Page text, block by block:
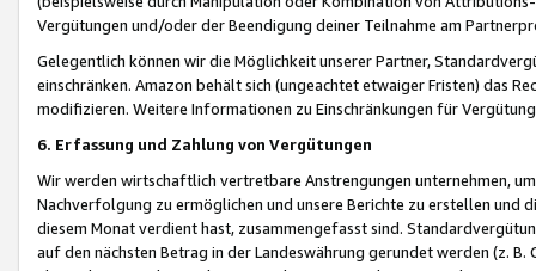
Vergütungen und/oder der Beendigung deiner Teilnahme am
Gelegentlich können wir die Möglichkeit unserer Partner,
einschränken. Amazon behält sich (ungeachtet etwaiger Fristen) das
modifizieren. Weitere Informationen zu Einschränkungen für
6. Erfassung und Zahlung von Vergütungen
Wir werden wirtschaftlich vertretbare Anstrengungen unternehmen,
Nachverfolgung zu ermöglichen und unsere Berichte zu erstellen und
diesem Monat verdient hast, zusammengefasst sind.
auf den nächsten Betrag in der Landeswährung gerundet werden (z.